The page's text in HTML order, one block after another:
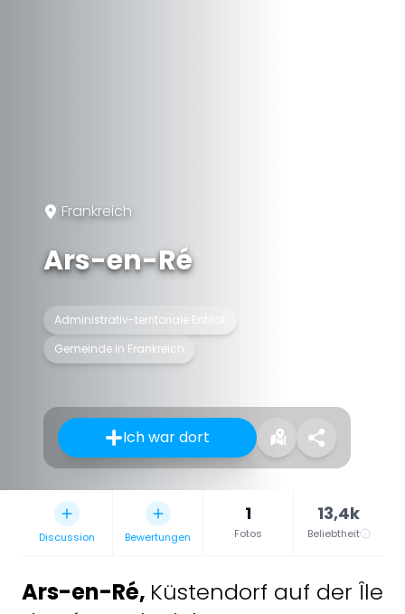
Frankreich
Ars-en-Ré
Administrativ-territoriale Entität
Gemeinde in Frankreich
Ich war dort
Discussion Bewertungen
1
Fotos
13,4k
Beliebtheit
Ars-en-Ré, Küstendorf auf der Île